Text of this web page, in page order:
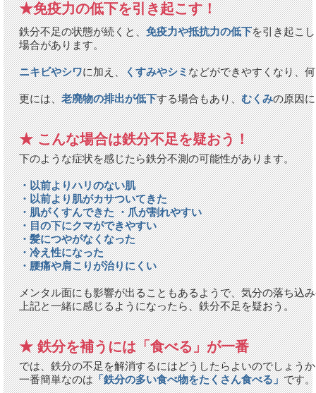
★免疫力の低下を引き起こす！
鉄分不足の状態が続くと、免疫力や抵抗力の低下を引き起こ
場合があります。
ニキビやシワに加え、くすみやシミなどができやすくなり、
更には、老廃物の排出が低下する場合もあり、むくみの原因
★ こんな場合は鉄分不足を疑おう！
下のような症状を感じたら鉄分不測の可能性があります。
・以前よりハリのない肌
・以前より肌がカサついてきた
・肌がくすんできた ・爪が割れやすい
・目の下にクマができやすい
・髪につやがなくなった
・冷え性になった
・腰痛や肩こりが治りにくい
メンタル面にも影響が出ることもあるようで、気分の落ち込
上記と一緒に感じるようになったら、鉄分不足を疑おう。
★ 鉄分を補うには「食べる」が一番
では、鉄分の不足を解消するにはどうしたらよいのでしょう
一番簡単なのは「鉄分の多い食べ物をたくさん食べる」です。